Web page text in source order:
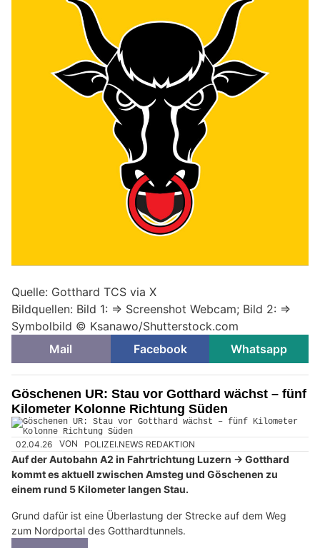
Quelle: Gotthard TCS via X
Bildquellen: Bild 1: => Screenshot Webcam; Bild 2: =>
Symbolbild © Ksanawo/Shutterstock.com
Mail
Facebook Whatsapp
Göschenen UR: Stau vor Gotthard wächst – fünf
Kilometer Kolonne Richtung Süden
02.04.26 VON POLIZEI.NEWS REDAKTION
Auf der Autobahn A2 in Fahrtrichtung Luzern → Gotthard
kommt es aktuell zwischen Amsteg und Göschenen zu
einem rund 5 Kilometer langen Stau.
Grund dafür ist eine Überlastung der Strecke auf dem Weg
zum Nordportal des Gotthardtunnels.